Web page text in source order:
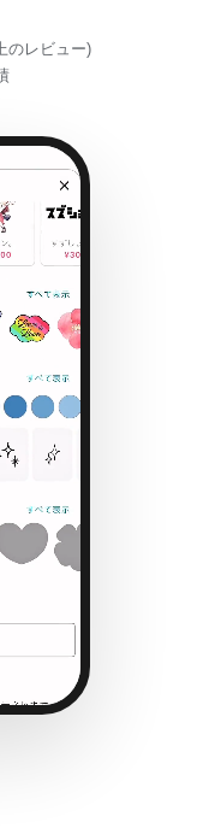
のレビュー)